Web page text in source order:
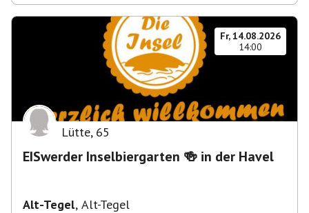
Fr, 14.08.2026
14:00
Lütte, 65
EISwerder Inselbiergarten 🍻 in der Havel
Alt-Tegel, Alt-Tegel